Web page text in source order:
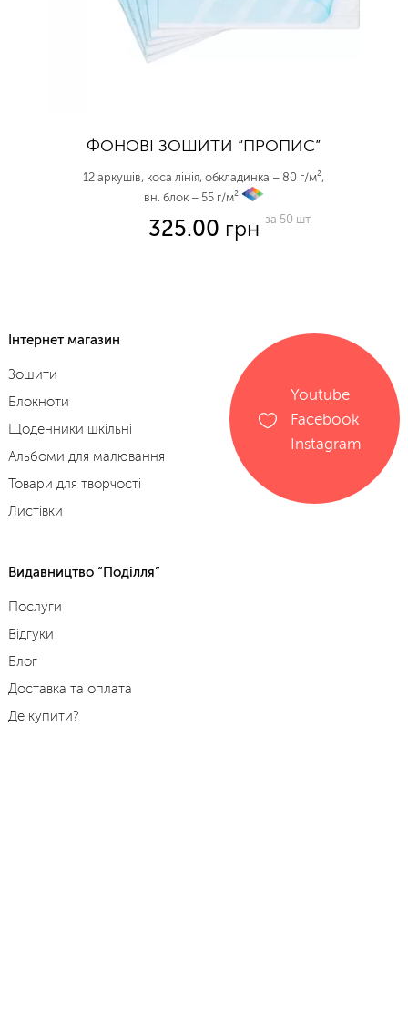
ФОНОВІ ЗОШИТИ “ПРОПИС”
12 аркушів, коса лінія, обкладинка – 80 г/м²,
вн. блок – 55 г/м²
325.00 грн за 50 шт.
Інтернет магазин
Зошити
Блокноти
Щоденники шкільні
Альбоми для малювання
Товари для творчості
Листівки
Видавництво “Поділля”
Послуги
Відгуки
Блог
Доставка та оплата
Де купити?
Youtube
Facebook
Instagram